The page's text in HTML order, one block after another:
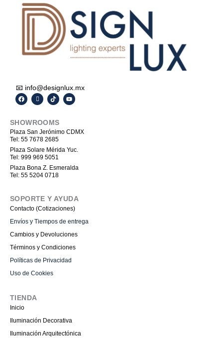
📧 info@designlux.mx
F
a
b
o
o
k
I
c
-
i
n
s
t
a
g
r
a
m
T
i
o
k
Y
o
b
e
SHOWROOMS
Plaza San Jerónimo CDMX
Tel: 55 7678 2685
Plaza Solare Mérida Yuc.
Tel: 999 969 5051
Plaza Bona Z. Esmeralda
Tel: 55 5204 0718
SOPORTE Y AYUDA
Contacto (Cotizaciones)
Envíos y Tiempos de entrega
Cambios y Devoluciones
Términos y Condiciones
Políticas de Privacidad
Uso de Cookies
TIENDA
Inicio
Iluminación Decorativa
Iluminación Arquitectónica